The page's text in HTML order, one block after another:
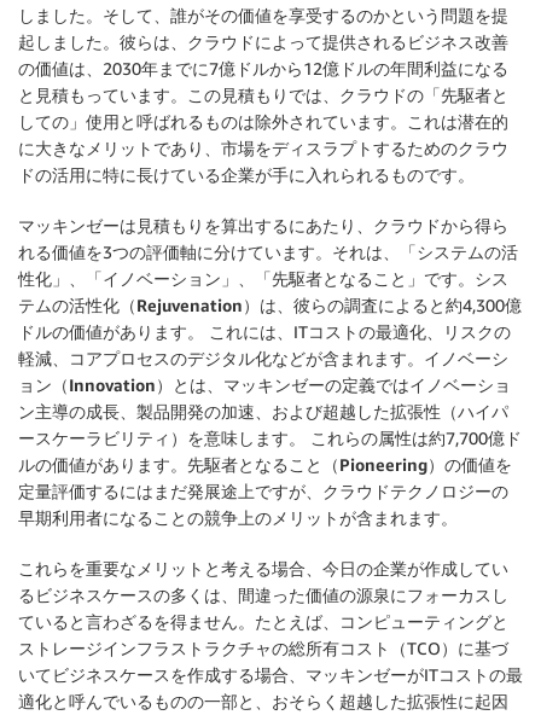
しました。そして、誰がその価値を享受するのかという問題を提
起しました。彼らは、クラウドによって提供されるビジネス改善
の価値は、2030年までに7億ドルから12億ドルの年間利益になる
と見積もっています。この見積もりでは、クラウドの「先駆者と
しての」使用と呼ばれるものは除外されています。これは潜在的
に大きなメリットであり、市場をディスラプトするためのクラウ
ドの活用に特に長けている企業が手に入れられるものです。
マッキンゼーは見積もりを算出するにあたり、クラウドから得ら
れる価値を3つの評価軸に分けています。それは、「システムの活
性化」、「イノベーション」、「先駆者となること」です。 シス
テムの活性化（Rejuvenation） は、彼らの調査によると約4,300億
ドルの価値があります。 これには、ITコストの最適化、リスクの
軽減、コアプロセスのデジタル化などが含まれます。 イノベーシ
ョン（Innovation）
とは、マッキンゼーの定義ではイノベーショ
ン主導の成長、製品開発の加速、および超越した拡張性（ハイパ
ースケーラビリティ）を意味します。 これらの属性は約7,700億ド
ルの価値があります。 先駆者となること（Pioneering） の価値を
定量評価するにはまだ発展途上ですが、クラウドテクノロジーの
早期利用者になることの競争上のメリットが含まれます。
これらを重要なメリットと考える場合、今日の企業が作成してい
るビジネスケースの多くは、間違った価値の源泉にフォーカスし
ていると言わざるを得ません。たとえば、コンピューティングと
ストレージインフラストラクチャの総所有コスト（TCO）に基づ
いてビジネスケースを作成する場合、マッキンゼーがITコストの最
適化と呼んでいるものの一部と、おそらく超越した拡張性に起因